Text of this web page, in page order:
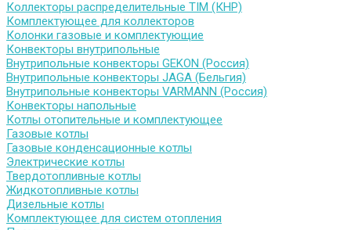
Коллекторы распределительные TIM (КНР)
Комплектующее для коллекторов
Колонки газовые и комплектующие
Конвекторы внутрипольные
Внутрипольные конвекторы GEKON (Россия)
Внутрипольные конвекторы JAGA (Бельгия)
Внутрипольные конвекторы VARMANN (Россия)
Конвекторы напольные
Котлы отопительные и комплектующее
Газовые котлы
Газовые конденсационные котлы
Электрические котлы
Твердотопливные котлы
Жидкотопливные котлы
Дизельные котлы
Комплектующее для систем отопления